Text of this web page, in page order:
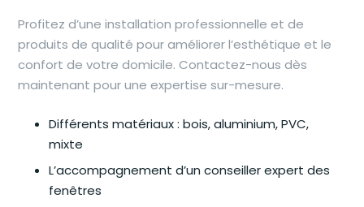
Profitez d’une installation professionnelle et de
produits de qualité pour améliorer l’esthétique et le
confort de votre domicile. Contactez-nous dès
maintenant pour une expertise sur-mesure.
Différents matériaux : bois, aluminium, PVC,
mixte
L’accompagnement d’un conseiller expert des
fenêtres